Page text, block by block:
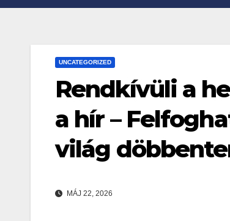
UNCATEGORIZED
Rendkívüli a
a hír –
világ
MÁJ 22, 2026